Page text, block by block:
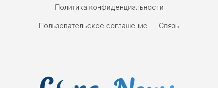
Политика конфиденциальности
Пользовательское соглашение
Связь